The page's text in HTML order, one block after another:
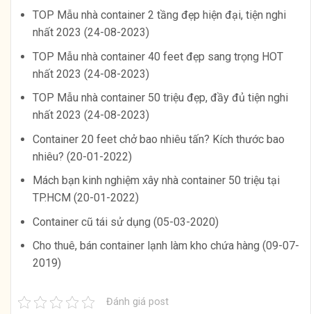
TOP Mẫu nhà container 2 tầng đẹp hiện đại, tiện nghi
nhất 2023 (24-08-2023)
TOP Mẫu nhà container 40 feet đẹp sang trọng HOT
nhất 2023 (24-08-2023)
TOP Mẫu nhà container 50 triệu đẹp, đầy đủ tiện nghi
nhất 2023 (24-08-2023)
Container 20 feet chở bao nhiêu tấn? Kích thước bao
nhiêu? (20-01-2022)
Mách bạn kinh nghiệm xây nhà container 50 triệu tại
TP.HCM (20-01-2022)
Container cũ tái sử dụng (05-03-2020)
Cho thuê, bán container lạnh làm kho chứa hàng (09-07-
2019)
Đánh giá post